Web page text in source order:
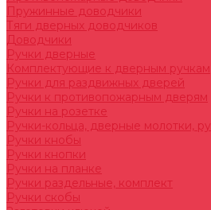
Пружинные доводчики
Тяги дверных доводчиков
Доводчики
Ручки дверные
Комплектующие к дверным ручкам
Ручки для раздвижных дверей
Ручки к противопожарным дверям
Ручки на розетке
Ручки-кольца, дверные молотки,
Ручки кнобы
Ручки кнопки
Ручки на планке
Ручки раздельные, комплект
Ручки скобы